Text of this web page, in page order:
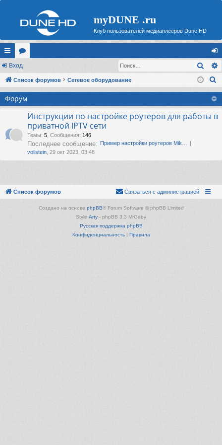
myDUNE .ru
Клуб пользователей медиаплееров Dune HD
с
ы
лк
и
ор
ум
хо
д
Вход
Список форумов Сетевое оборудование
Форум
Инструкции по настройке роутеров для работы в
приватной IPTV сети
Темы: 5 Сообщения: 146
Последнее сообщение: Пример настройки роутеров Mik…
vollstein , 29 окт 2023, 03:48
Список форумов Связаться с администрацией
Создано на основе phpBB® Forum Software © phpBB Limited
Style Arty - phpBB 3.3 MrGaby
Русская поддержка phpBB
Конфиденциальность| Правила